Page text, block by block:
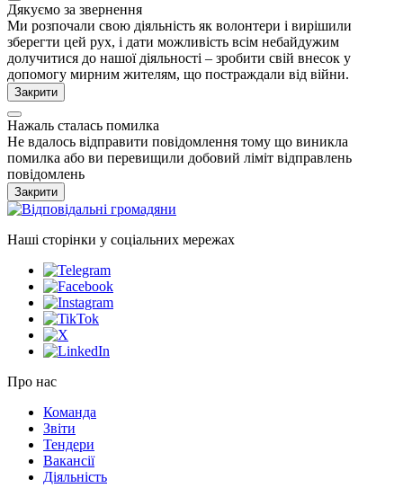
Дякуємо за звернення
Ми розпочали свою діяльність як волонтери і вирішили
зберегти цей рух, і дати можливість всім небайдужим
долучитися до нашої діяльності – зробити свій внесок у
допомогу мирним жителям, що постраждали від війни.
Закрити
Нажаль сталась помилка
Не вдалось відправити повідомлення тому що виникла
помилка або ви перевищили добовий ліміт відправлень
повідомлень
Закрити
Наші сторінки у соціальних мережах
Про нас
Команда
Звіти
Тендери
Вакансії
Діяльність